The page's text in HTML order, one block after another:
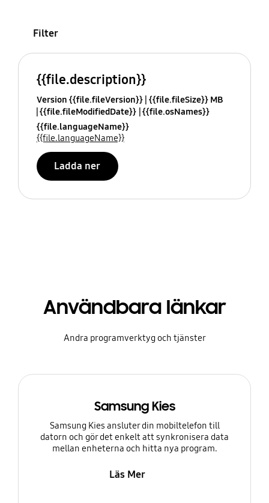
Filter
{{file.description}}
Version {{file.fileVersion}} {{file.fileSize}} MB
{{file.fileModifiedDate}} {{file.osNames}}
{{file.languageName}}
{{file.languageName}}
Ladda ner
Användbara länkar
Andra programverktyg och tjänster
Samsung Kies
Samsung Kies ansluter din mobiltelefon till
datorn och gör det enkelt att synkronisera data
mellan enheterna och hitta nya program.
Läs Mer